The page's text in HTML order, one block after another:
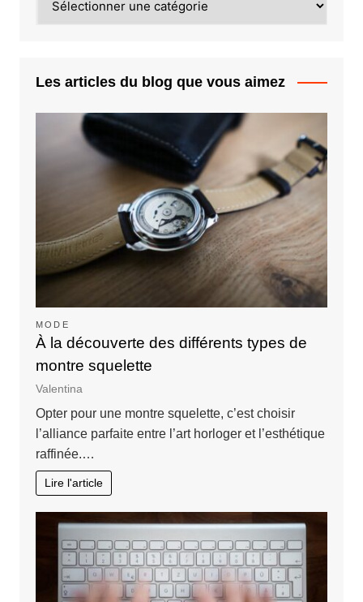
Les articles du blog que vous aimez
MODE
À la découverte des différents types de
montre squelette
Valentina
Opter pour une montre squelette, c’est choisir
l’alliance parfaite entre l’art horloger et l’esthétique
raffinée.…
Lire l'article